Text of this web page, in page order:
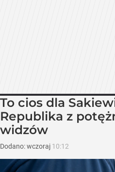
To cios dla
Republika z
widzów
Dodano:wczoraj 10:12